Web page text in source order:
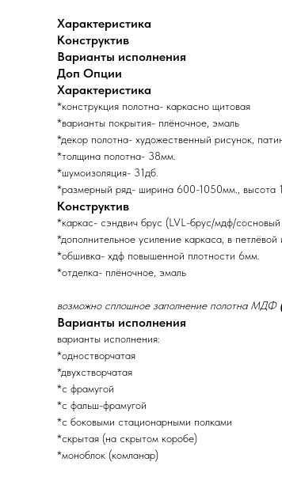
Характеристика
Конструктив
Варианты исполнения
Доп Опции
Характеристика
*конструкция полотна- каркасно щитовая
*варианты покрытия- плёночное, эмаль
*декор полотна- художественный рисунок,
*толщина полотна- 38мм.
*шумоизоляция- 31дб.
*размерный ряд- ширина 600-1050мм., высота
Конструктив
*каркас- сэндвич брус (LVL-брус/мдф/
*дополнительное усиление каркаса, в петлёвой
*обшивка- хдф повышенной плотности 6мм.
*отделка- плёночное, эмаль
возможно сплошное заполнение полотна МДФ
Варианты исполнения
варианты исполнения:
*одностворчатая
*двухстворчатая
*с фрамугой
*с фальш-фрамугой
*с боковыми стационарными полками
*скрытая (на скрытом коробе)
*моноблок (комланар)